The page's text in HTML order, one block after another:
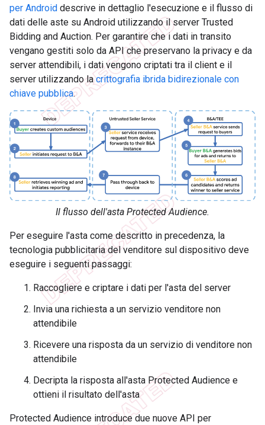
per Android descrive in dettaglio l'esecuzione e il flusso di
dati delle aste su Android utilizzando il server Trusted
Bidding and Auction. Per garantire che i dati in transito
vengano gestiti solo da API che preservano la privacy e da
server attendibili, i dati vengono criptati tra il client e il
server utilizzando lacrittografia ibrida bidirezionale con
chiave pubblica.
Il flusso dell'asta Protected Audience.
Per eseguire l'asta come descritto in precedenza, la
tecnologia pubblicitaria del venditore sul dispositivo deve
eseguire i seguenti passaggi:
Raccogliere e criptare i dati per l'asta del server
Invia una richiesta a un servizio venditore non
attendibile
Ricevere una risposta da un servizio di venditore non
attendibile
Decripta la risposta all'asta Protected Audience e
ottieni il risultato dell'asta
Protected Audience introduce due nuove API per